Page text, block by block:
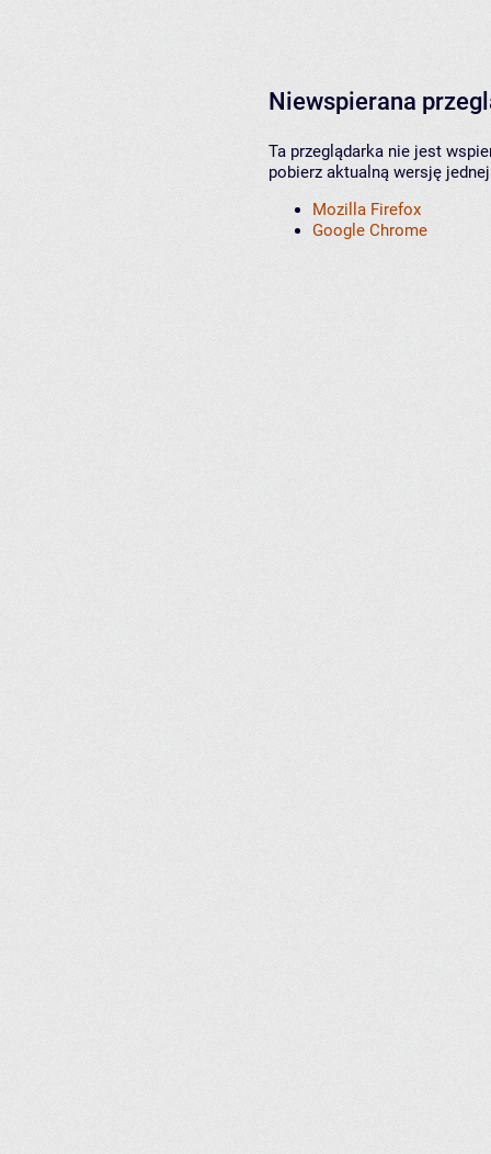
Niewspierana
Ta przeglądarka nie jest
pobierz aktualną wersję
Mozilla Firefox
Google Chrome